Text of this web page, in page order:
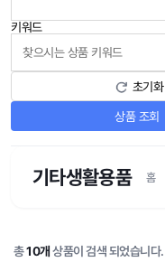
키워드
초기화
상품 조회
기타생활용품 홈
총10개 상품이 검색 되었습니다.